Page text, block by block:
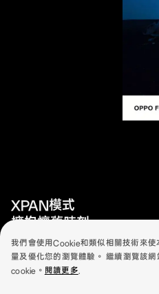
我們會使用Cookie和類似相關技術來
量及優化您的瀏覽體驗。 繼續瀏覽該
cookie。 閱讀更多.
XPAN模式
擁抱懷舊時刻
夢回電影的黃金時代。復刻經典哈蘇
提供獨特的創意發揮空間和敘事風格